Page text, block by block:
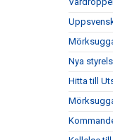
Nya
Hitta till